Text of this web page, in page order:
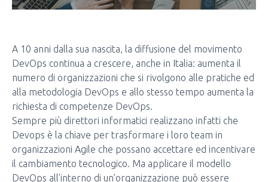
A 10 anni dalla sua nascita, la diffusione del movimento
DevOps continua a crescere, anche in Italia: aumenta il
numero di organizzazioni che si rivolgono alle pratiche ed
alla metodologia DevOps e allo stesso tempo aumenta la
richiesta di competenze DevOps.
Sempre più direttori informatici realizzano infatti che
Devops è la chiave per trasformare i loro team in
organizzazioni Agile che possano accettare ed incentivare
il cambiamento tecnologico. Ma applicare il modello
DevOps all’interno di un’organizzazione può essere